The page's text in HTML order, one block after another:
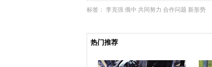
标签： 李克强 俄中 共同努力 合作问题 新形势
热门推荐